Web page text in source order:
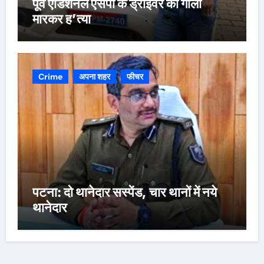
पूर्व एडिशनल एसपी के ड्राइवर की गोली
मारकर ह’त्या
Crime अपना शहर फीचर
पटना: दो थानेदार सस्पेंड, चार थानों में नये
थानेदार